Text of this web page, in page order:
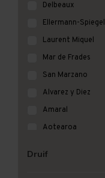
Delbeaux
Ellermann-Spiegel
Laurent Miquel
Mar de Frades
San Marzano
Alvarez y Diez
Amaral
Aotearoa
Druif